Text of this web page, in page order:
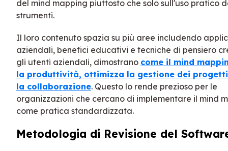
del mind mapping piuttosto che solo sull'uso pratico
strumenti.
Il loro contenuto spazia su più aree includendo
aziendali, benefici educativi e tecniche di pensiero
gli utenti aziendali, dimostrano come il mind
la produttività, ottimizza la gestione dei
la collaborazione. Questo lo rende prezioso per le
organizzazioni che cercano di implementare il mind
come pratica standardizzata.
Metodologia di Revisione del